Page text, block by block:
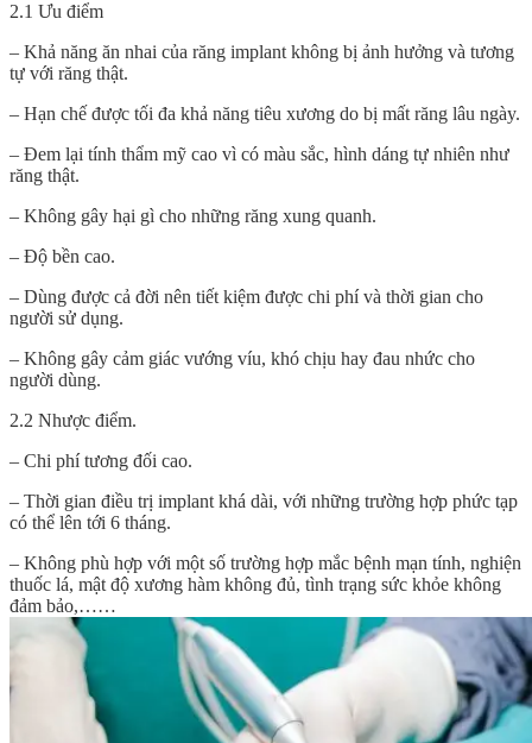
2.1 Ưu điểm
– Khả năng ăn nhai của răng implant không bị ảnh hưởng và tương
tự với răng thật.
– Hạn chế được tối đa khả năng tiêu xương do bị mất răng lâu ngày.
– Đem lại tính thẩm mỹ cao vì có màu sắc, hình dáng tự nhiên như
răng thật.
– Không gây hại gì cho những răng xung quanh.
– Độ bền cao.
– Dùng được cả đời nên tiết kiệm được chi phí và thời gian cho
người sử dụng.
– Không gây cảm giác vướng víu, khó chịu hay đau nhức cho
người dùng.
2.2 Nhược điểm.
– Chi phí tương đối cao.
– Thời gian điều trị implant khá dài, với những trường hợp phức tạp
có thể lên tới 6 tháng.
– Không phù hợp với một số trường hợp mắc bệnh mạn tính, nghiện
thuốc lá, mật độ xương hàm không đủ, tình trạng sức khỏe không
đảm bảo,……